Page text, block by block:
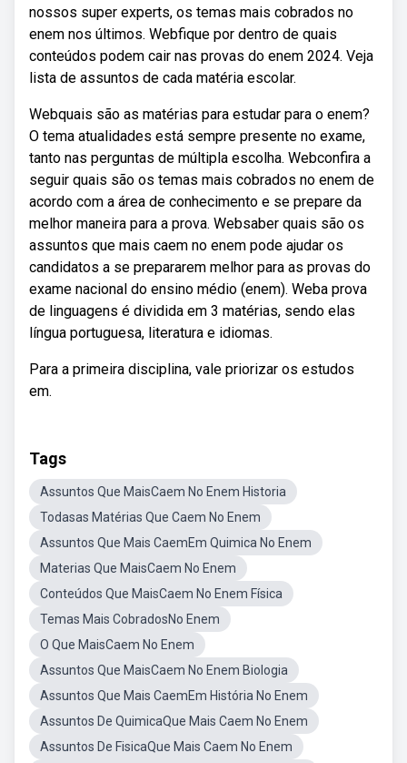
nossos super experts, os temas mais cobrados no
enem nos últimos. Webfique por dentro de quais
conteúdos podem cair nas provas do enem 2024. Veja
lista de assuntos de cada matéria escolar.
Webquais são as matérias para estudar para o enem?
O tema atualidades está sempre presente no exame,
tanto nas perguntas de múltipla escolha. Webconfira a
seguir quais são os temas mais cobrados no enem de
acordo com a área de conhecimento e se prepare da
melhor maneira para a prova. Websaber quais são os
assuntos que mais caem no enem pode ajudar os
candidatos a se prepararem melhor para as provas do
exame nacional do ensino médio (enem). Weba prova
de linguagens é dividida em 3 matérias, sendo elas
língua portuguesa, literatura e idiomas.
Para a primeira disciplina, vale priorizar os estudos
em.
Tags
Assuntos Que MaisCaem No Enem Historia
Todasas Matérias Que Caem No Enem
Assuntos Que Mais CaemEm Quimica No Enem
Materias Que MaisCaem No Enem
Conteúdos Que MaisCaem No Enem Física
Temas Mais CobradosNo Enem
O Que MaisCaem No Enem
Assuntos Que MaisCaem No Enem Biologia
Assuntos Que Mais CaemEm História No Enem
Assuntos De QuimicaQue Mais Caem No Enem
Assuntos De FisicaQue Mais Caem No Enem